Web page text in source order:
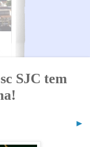
SJC tem
►